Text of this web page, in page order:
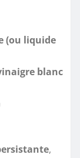
(ou liquide
blanc
,